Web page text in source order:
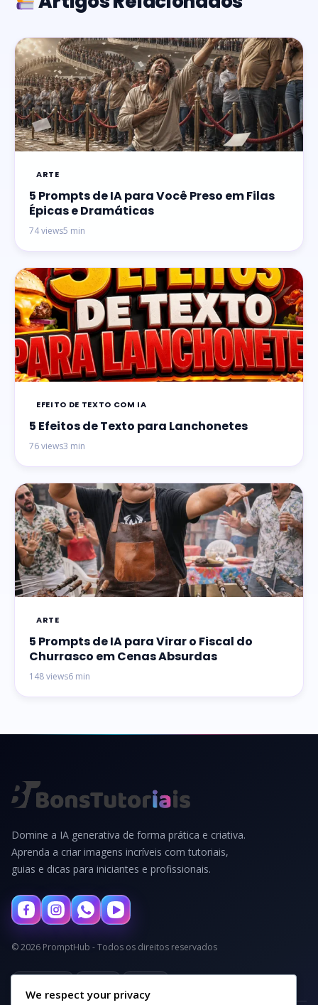
ARTE
5 Prompts de IA para Você Preso em Filas
Épicas e Dramáticas
74 views5 min
EFEITO DE TEXTO COM IA
5 Efeitos de Texto para Lanchonetes
76 views3 min
ARTE
5 Prompts de IA para Virar o Fiscal do
Churrasco em Cenas Absurdas
148 views6 min
Domine a IA generativa de forma prática e criativa.
Aprenda a criar imagens incríveis com tutoriais,
guias e dicas para iniciantes e profissionais.
© 2026 PromptHub - Todos os direitos reservados
We respect your privacy